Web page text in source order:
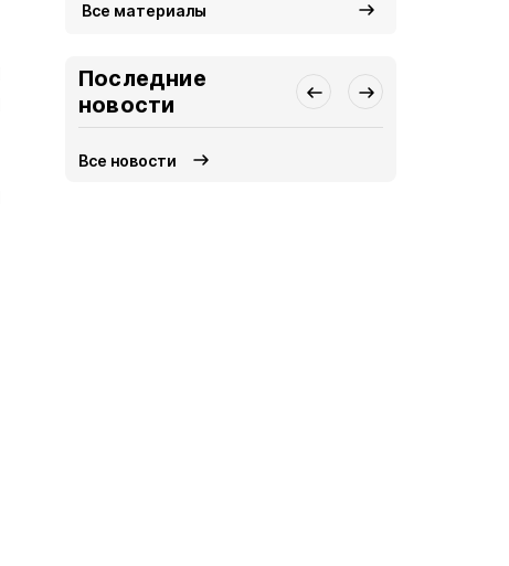
Все материалы
Последние
новости
Все новости